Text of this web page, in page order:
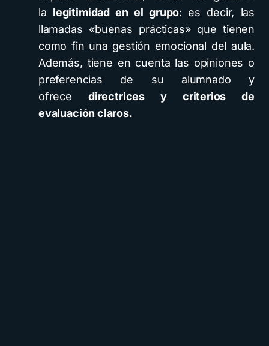
la legitimidad en el grupo: es decir, las
llamadas «buenas prácticas» que tienen
como fin una gestión emocional del aula.
Además, tiene en cuenta las opiniones o
preferencias de su alumnado y
ofrece directrices y criterios de
evaluación claros.